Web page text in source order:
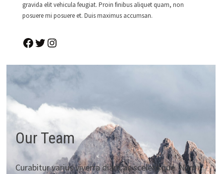
gravida elit vehicula feugiat. Proin finibus aliquet quam, non
posuere mi posuere et. Duis maximus accumsan.
Our Team
Curabitur varius viverra diam ac scelerisque. Nam